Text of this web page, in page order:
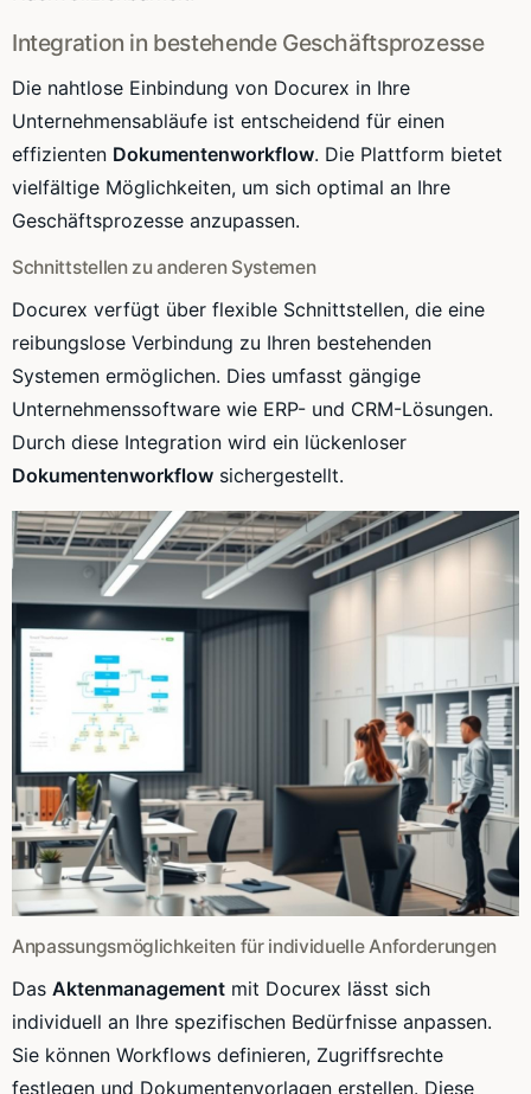
Integration in bestehende Geschäftsprozesse
Die nahtlose Einbindung von Docurex in Ihre
Unternehmensabläufe ist entscheidend für einen
effizienten Dokumentenworkflow. Die Plattform bietet
vielfältige Möglichkeiten, um sich optimal an Ihre
Geschäftsprozesse anzupassen.
Schnittstellen zu anderen Systemen
Docurex verfügt über flexible Schnittstellen, die eine
reibungslose Verbindung zu Ihren bestehenden
Systemen ermöglichen. Dies umfasst gängige
Unternehmenssoftware wie ERP- und CRM-Lösungen.
Durch diese Integration wird ein lückenloser
Dokumentenworkflow sichergestellt.
Anpassungsmöglichkeiten für individuelle Anforderungen
Das Aktenmanagement mit Docurex lässt sich
individuell an Ihre spezifischen Bedürfnisse anpassen.
Sie können Workflows definieren, Zugriffsrechte
festlegen und Dokumentenvorlagen erstellen. Diese